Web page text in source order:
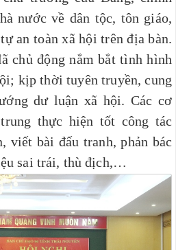
nước về dân tộc, tôn giáo,
an toàn xã hội trên địa bàn.
chủ động nắm bắt tình hình
kịp thời tuyên truyền, cung
dư luận xã hội. Các cơ
thực hiện tốt công tác
viết bài đấu tranh, phản bác
sai trái, thù địch,…